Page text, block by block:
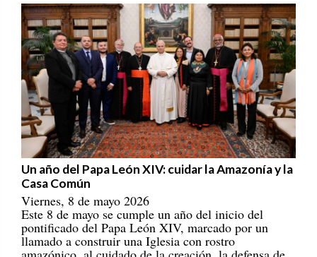
Un año del Papa León XIV: cuidar la Amazonía y la
Casa Común
Viernes, 8 de mayo 2026
Este 8 de mayo se cumple un año del inicio del
pontificado del Papa León XIV, marcado por un
llamado a construir una Iglesia con rostro
amazónico, al cuidado de la creación, la defensa de